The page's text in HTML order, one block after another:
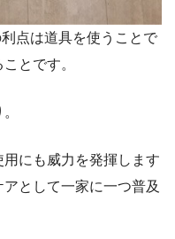
点は道具を使うことで
とです。
にも威力を発揮します
として一家に一つ普及